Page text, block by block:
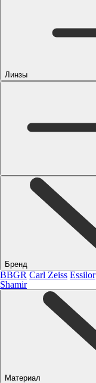
Линзы
Бренд
BBGR Carl Zeiss Essilor
Shamir
Материал